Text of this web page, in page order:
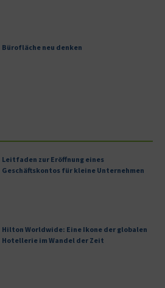
Bürofläche neu denken
Leitfaden zur Eröffnung eines
Geschäftskontos für kleine Unternehmen
Hilton Worldwide: Eine Ikone der globalen
Hotellerie im Wandel der Zeit